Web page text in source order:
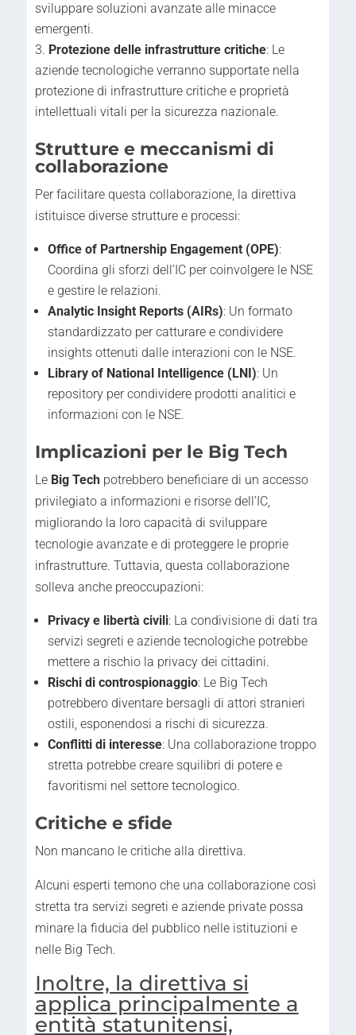
sviluppare soluzioni avanzate alle minacce
emergenti.
Protezione delle infrastrutture critiche: Le
aziende tecnologiche verranno supportate nella
protezione di infrastrutture critiche e proprietà
intellettuali vitali per la sicurezza nazionale.
Strutture e meccanismi di
collaborazione
Per facilitare questa collaborazione, la direttiva
istituisce diverse strutture e processi:
Office of Partnership Engagement (OPE):
Coordina gli sforzi dell’IC per coinvolgere le NSE
e gestire le relazioni.
Analytic Insight Reports (AIRs): Un formato
standardizzato per catturare e condividere
insights ottenuti dalle interazioni con le NSE.
Library of National Intelligence (LNI): Un
repository per condividere prodotti analitici e
informazioni con le NSE.
Implicazioni per le Big Tech
Le Big Techpotrebbero beneficiare di un accesso
privilegiato a informazioni e risorse dell’IC,
migliorando la loro capacità di sviluppare
tecnologie avanzate e di proteggere le proprie
infrastrutture. Tuttavia, questa collaborazione
solleva anche preoccupazioni:
Privacy e libertà civili: La condivisione di dati tra
servizi segreti e aziende tecnologiche potrebbe
mettere a rischio la privacy dei cittadini.
Rischi di controspionaggio: Le Big Tech
potrebbero diventare bersagli di attori stranieri
ostili, esponendosi a rischi di sicurezza.
Conflitti di interesse: Una collaborazione troppo
stretta potrebbe creare squilibri di potere e
favoritismi nel settore tecnologico.
Critiche e sfide
Non mancano le critiche alla direttiva.
Alcuni esperti temono che una collaborazione così
stretta tra servizi segreti e aziende private possa
minare la fiducia del pubblico nelle istituzioni e
nelle Big Tech.
Inoltre, la direttiva si
applica principalmente a
entità statunitensi,